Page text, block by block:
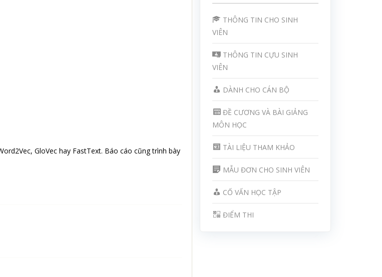
THÔNG TIN CHO SINH
VIÊN
THÔNG TIN CỰU SINH
VIÊN
DÀNH CHO CÁN BỘ
ĐỀ CƯƠNG VÀ BÀI GIẢNG
MÔN HỌC
TÀI LIỆU THAM KHẢO
MẪU ĐƠN CHO SINH VIÊN
CỐ VẤN HỌC TẬP
ĐIỂM THI
GloVec hay FastText. Báo cáo cũng trình bày